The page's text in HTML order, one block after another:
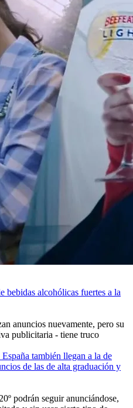
bebidas alcohólicas fuertes a la
anuncios nuevamente, pero su
publicitaria - tiene truco
también llegan a la de
de las de alta graduación y
podrán seguir anunciándose,